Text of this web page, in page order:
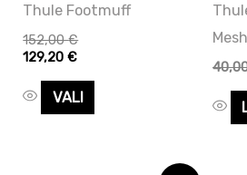
Thule Footmuff
152,00€
129,20€
VALI
tootelehel.